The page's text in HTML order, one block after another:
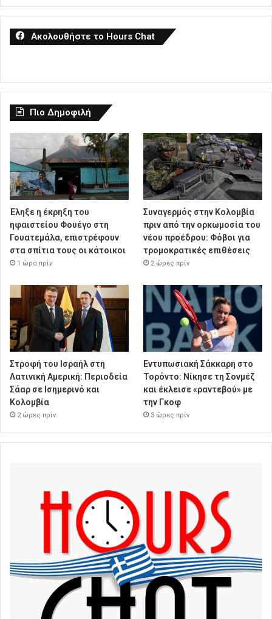
Ακολουθήστε το Hours Chat
Πιο Δημοφιλή
Έληξε η έκρηξη του
ηφαιστείου Φουέγο στη
Γουατεμάλα, επιστρέφουν
στα σπίτια τους οι κάτοικοι
1 ώρα πρίν
Συναγερμός στην Κολομβία
πριν από την ορκωμοσία του
νέου προέδρου: Φόβοι για
τρομοκρατικές επιθέσεις
2 ώρες πρίν
Στροφή του Ισραήλ στη
Λατινική Αμερική: Περιοδεία
Σάαρ σε Ισημερινό και
Κολομβία
2 ώρες πρίν
Εντυπωσιακή Σάκκαρη στο
Τορόντο: Νίκησε τη Σονμέζ
και έκλεισε «ραντεβού» με
την Γκοφ
3 ώρες πρίν